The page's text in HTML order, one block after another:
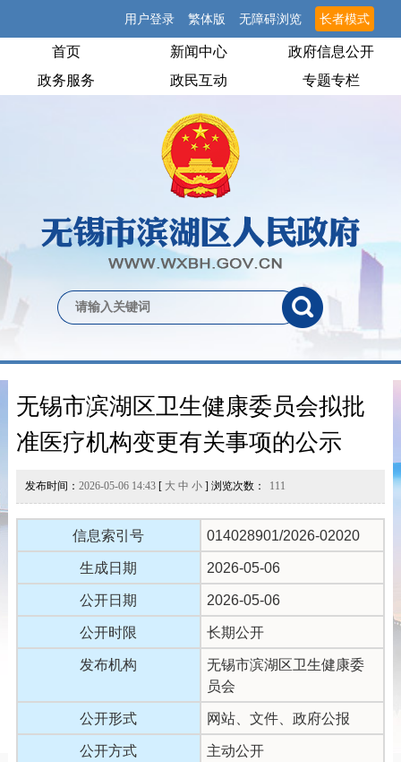
用户登录 繁体版 无障碍浏览 长者模式
首页 新闻中心
政府信息公开
政务服务
政民互动 专题专栏
无锡市滨湖区卫生健康委员会拟批
准医疗机构变更有关事项的公示
发布时间： 2026-05-06 14:43[ 大 中 小] 浏览次数： 111
信息索引号 014028901/2026-02020
生成日期 2026-05-06
公开日期 2026-05-06
公开时限 长期公开
发布机构
无锡市滨湖区卫生健康委
员会
公开形式 网站、文件、政府公报
公开方式 主动公开